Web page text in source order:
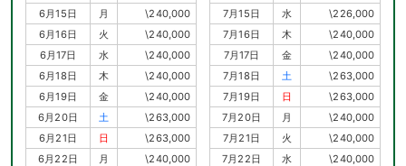
6月15日
月
\240,000
6月16日
火
\240,000
6月17日
水
\240,000
6月18日
木
\240,000
6月19日
金
\240,000
6月20日
土
\263,000
6月21日
日
\263,000
6月22日
月
\240,000
7月15日
水
\226,000
7月16日
木
\240,000
7月17日
金
\240,000
7月18日
土
\263,000
7月19日
日
\263,000
7月20日
月
\240,000
7月21日
火
\240,000
7月22日
水
\240,000